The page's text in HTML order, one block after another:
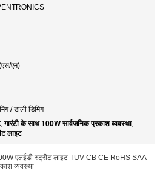
एम)
/ डाली डिमिंग
,गारंटी के साथ 100W सार्वजनिक प्रकाश व्यवस्था,
लाइट
एलईडी स्ट्रीट लाइट TUV CB CE RoHS SAA
व्यवस्था